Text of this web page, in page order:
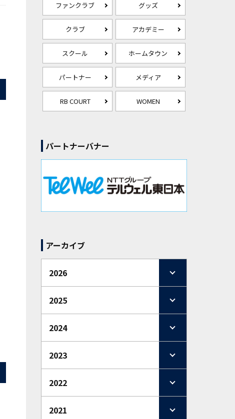
ファンクラブ グッズ
クラブ アカデミー
スクール ホームタウン
パートナー メディア
RB COURT WOMEN
パートナーバナー
アーカイブ
2026
2025
2024
2023
2022
2021